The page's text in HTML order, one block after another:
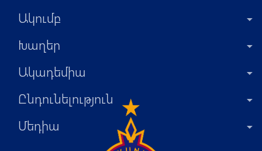
Ակումբ
Խաղեր
Ակադեմիա
Ընդունելություն
Մեդիա